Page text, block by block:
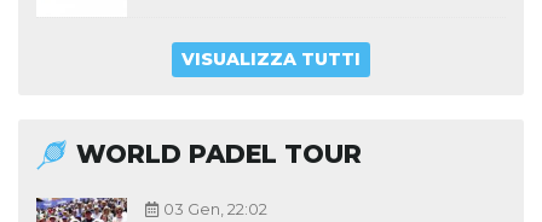
VISUALIZZA TUTTI
WORLD PADEL TOUR
03 Gen, 22:02